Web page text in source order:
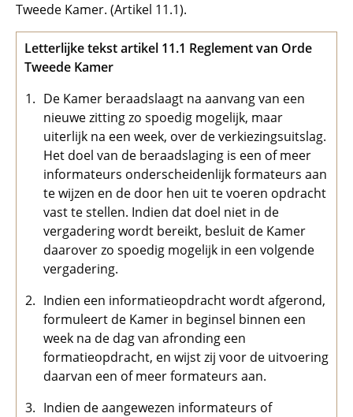
Tweede Kamer. (Artikel 11.1).
Letterlijke tekst artikel 11.1 Reglement van Orde
Tweede Kamer
De Kamer beraadslaagt na aanvang van een
nieuwe zitting zo spoedig mogelijk, maar
uiterlijk na een week, over de verkiezingsuitslag.
Het doel van de beraadslaging is een of meer
informateurs onderscheidenlijk formateurs aan
te wijzen en de door hen uit te voeren opdracht
vast te stellen. Indien dat doel niet in de
vergadering wordt bereikt, besluit de Kamer
daarover zo spoedig mogelijk in een volgende
vergadering.
Indien een informatieopdracht wordt afgerond,
formuleert de Kamer in beginsel binnen een
week na de dag van afronding een
formatieopdracht, en wijst zij voor de uitvoering
daarvan een of meer formateurs aan.
Indien de aangewezen informateurs of